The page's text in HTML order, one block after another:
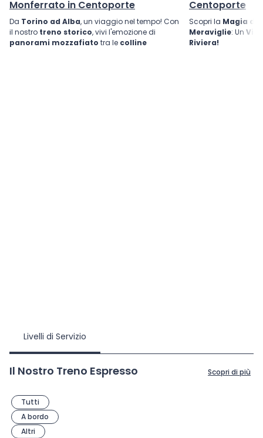
Monferrato in Centoporte
Da Torino ad Alba, un viaggio nel tempo! Con
il nostro treno storico, vivi l'emozione di
panorami mozzafiato tra le colline
Centoporte
Scopri la Magia
Meraviglie: Un
Riviera!
Livelli di Servizio
Il Nostro Treno Espresso Scopri di più
FiltriTutti
A bordo
Altri